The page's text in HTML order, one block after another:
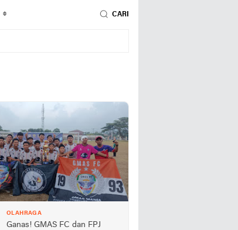
CARI
OLAHRAGA
Ganas! GMAS FC dan FPJ